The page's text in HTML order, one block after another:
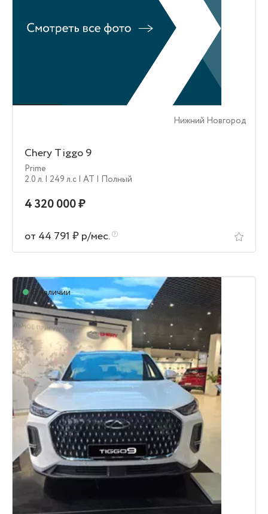
Нижний Новгород
Chery Tiggo 9
Prime
2.0 л. | 249 л.c | AT | Полный
4 320 000 ₽
от 44 791 ₽ р/мес.
В наличии